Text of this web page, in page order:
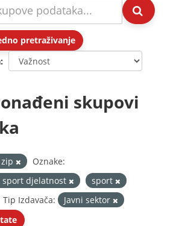
pretraživanje
skupovi
Oznake:
djelatnost
sport
Tip Izdavača:
Javni sektor